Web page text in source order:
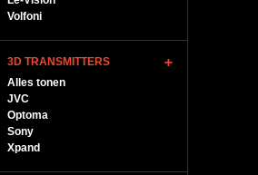
Volfoni
3D TRANSMITTERS
Alles tonen
JVC
Optoma
Sony
Xpand